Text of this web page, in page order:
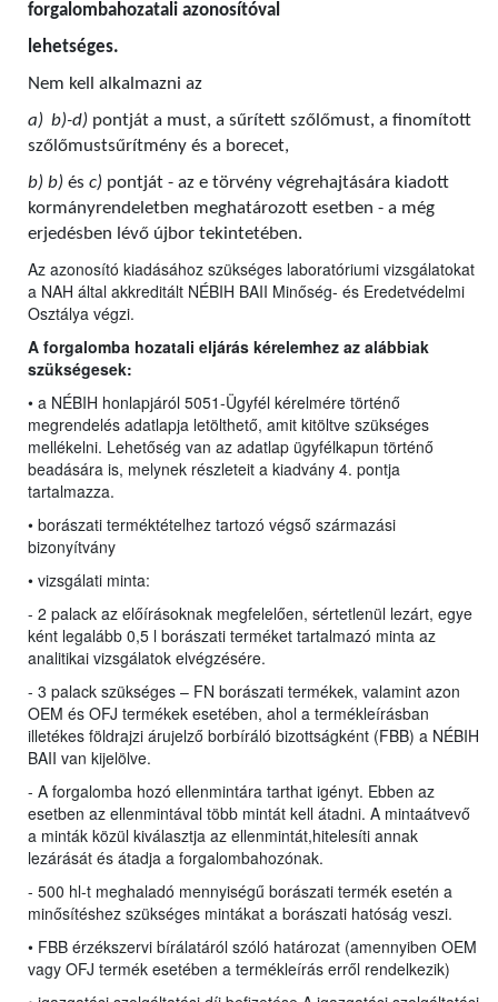
forgalombahozatali azonosítóval
lehetséges.
Nem kell alkalmazni az
a) b)-d) pontját a must, a sűrített szőlőmust, a finomított
szőlőmustsűrítmény és a borecet,
b) b) és c) pontját - az e törvény végrehajtására kiadott
kormányrendeletben meghatározott esetben - a még
erjedésben lévő újbor tekintetében.
Az azonosító kiadásához szükséges laboratóriumi vizsgálatokat
a NAH által akkreditált NÉBIH BAII Minőség- és Eredetvédelmi
Osztálya végzi.
A forgalomba hozatali eljárás kérelemhez az alábbiak
szükségesek:
• a NÉBIH honlapjáról 5051-Ügyfél kérelmére történő
megrendelés adatlapja letölthető, amit kitöltve szükséges
mellékelni. Lehetőség van az adatlap ügyfélkapun történő
beadására is, melynek részleteit a kiadvány 4. pontja
tartalmazza.
• borászati terméktételhez tartozó végső származási
bizonyítvány
• vizsgálati minta:
- 2 palack az előírásoknak megfelelően, sértetlenül lezárt, egye
ként legalább 0,5 l borászati terméket tartalmazó minta az
analitikai vizsgálatok elvégzésére.
- 3 palack szükséges – FN borászati termékek, valamint azon
OEM és OFJ termékek esetében, ahol a termékleírásban
illetékes földrajzi árujelző borbíráló bizottságként (FBB) a NÉBIH
BAII van kijelölve.
- A forgalomba hozó ellenmintára tarthat igényt. Ebben az
esetben az ellenmintával több mintát kell átadni. A mintaátvevő
a minták közül kiválasztja az ellenmintát,hitelesíti annak
lezárását és átadja a forgalombahozónak.
- 500 hl-t meghaladó mennyiségű borászati termék esetén a
minősítéshez szükséges mintákat a borászati hatóság veszi.
• FBB érzékszervi bírálatáról szóló határozat (amennyiben OEM
vagy OFJ termék esetében a termékleírás erről rendelkezik)